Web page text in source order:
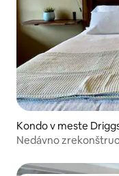
Kondo v meste
Nedávno